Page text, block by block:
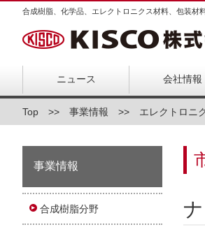
合成樹脂、化学品、エレクトロニクス材料、包装材
ニュース 会社情報
Top 事業情報 エレクトロニ
事業情報
合成樹脂分野